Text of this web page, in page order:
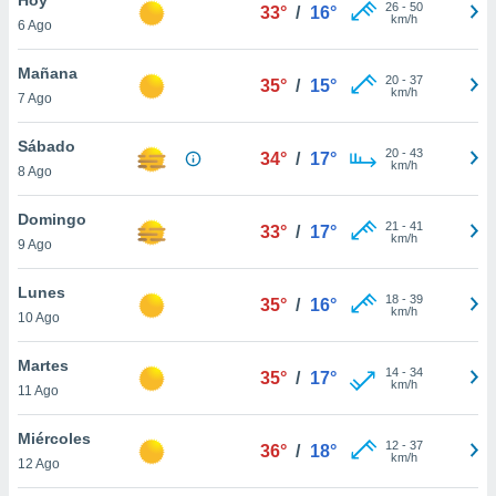
en
más
nuestra
de
cookies
aceptar
6 Ago
33° / 16° 26- 50
km/h
Mañana
7 Ago
35° / 15° 20- 37
km/h
Sábado
8 Ago
34° / 17° 20- 43
km/h
Domingo
9 Ago
33° / 17° 21 - 41
km/h
Lunes
10 Ago
35° / 16° 18- 39
km/h
Martes
11 Ago
35° / 17° 14- 34
km/h
Miércoles
12 Ago
36° / 18° 12- 37
km/h